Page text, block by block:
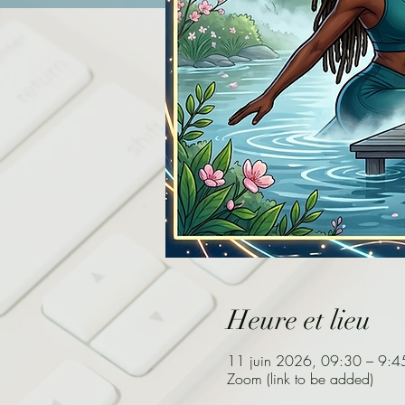
Heure et lieu
11 juin 2026, 09:30 –
Zoom (link to be added)